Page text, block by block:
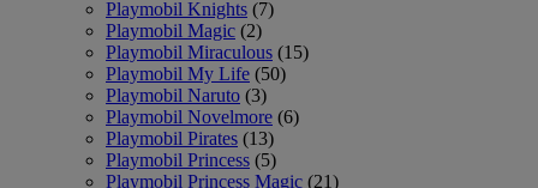
Playmobil Knights (7)
Playmobil Magic (2)
Playmobil Miraculous (15)
Playmobil My Life (50)
Playmobil Naruto (3)
Playmobil Novelmore (6)
Playmobil Pirates (13)
Playmobil Princess (5)
Playmobil Princess Magic (21)